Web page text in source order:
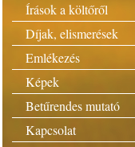
Írások a költőről
Díjak, elismerések
Emlékezés
Képek
Betűrendes mutató
Kapcsolat